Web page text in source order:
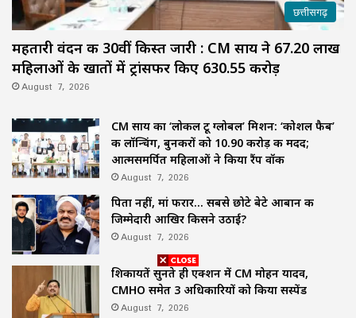
छत्तीसगढ़
महतारी वंदन की 30वीं किस्त जारी : CM साय ने 67.20 लाख
महिलाओं के खातों में ट्रांसफर किए ₹630.55 करोड़
August 7, 2026
CM साय का ‘लोकल टू ग्लोबल’ मिशन: ‘कोशल फैब’
की लॉन्चिंग, बुनकरों को 10.90 करोड़ की मदद;
आत्मसमर्पित महिलाओं ने किया रैंप वॉक
August 7, 2026
पिता नहीं, मां फरार… सबसे छोटे बेटे आबान की
जिम्मेदारी आखिर किसने उठाई?
August 7, 2026
शिकायतें सुनते ही एक्शन में CM मोहन यादव,
CMHO समेत 3 अधिकारियों को किया सस्पेंड
August 7, 2026